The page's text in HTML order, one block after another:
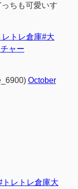
っちも可愛いす
レトレ倉庫#大
ャー
October
トレトレ倉庫大